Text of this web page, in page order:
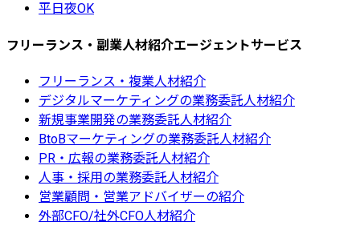
平日夜OK
フリーランス・副業人材紹介エージェントサービス
フリーランス・複業人材紹介
デジタルマーケティングの業務委託人材紹介
新規事業開発の業務委託人材紹介
BtoBマーケティングの業務委託人材紹介
PR・広報の業務委託人材紹介
人事・採用の業務委託人材紹介
営業顧問・営業アドバイザーの紹介
外部CFO/社外CFO人材紹介